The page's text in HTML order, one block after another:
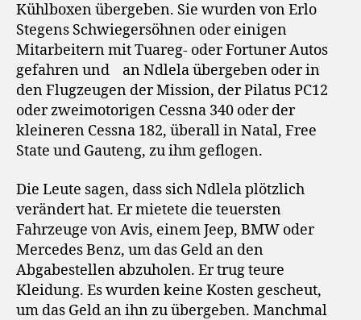
Kühlboxen übergeben. Sie wurden von Erlo
Stegens Schwiegersöhnen oder einigen
Mitarbeitern mit Tuareg- oder Fortuner Autos
gefahren und
an Ndlela übergeben oder in
den Flugzeugen der Mission, der Pilatus PC12
oder zweimotorigen Cessna 340 oder der
kleineren Cessna 182, überall in Natal, Free
State und Gauteng, zu ihm geflogen.
Die Leute sagen, dass sich Ndlela plötzlich
verändert hat. Er mietete die teuersten
Fahrzeuge von Avis, einem Jeep, BMW oder
Mercedes Benz, um das Geld an den
Abgabestellen abzuholen. Er trug teure
Kleidung. Es wurden keine Kosten gescheut,
um das Geld an ihn zu übergeben. Manchmal